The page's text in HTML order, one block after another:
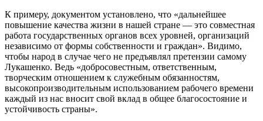
К примеру, документом установлено, что «дальнейшее
повышение качества жизни в нашей стране — это совместная
работа государственных органов всех уровней, организаций
независимо от формы собственности и граждан». Видимо,
чтобы народ в случае чего не предъявлял претензии самому
Лукашенко. Ведь «добросовестным, ответственным,
творческим отношением к служебным обязанностям,
высокопроизводительным использованием рабочего времени
каждый из нас вносит свой вклад в общее благосостояние и
устойчивость страны».